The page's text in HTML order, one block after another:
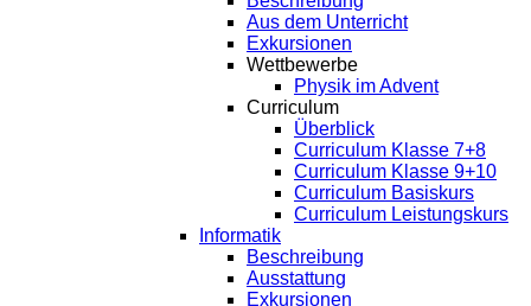
Aus dem Unterricht
Exkursionen
Wettbewerbe
Physik im Advent
Curriculum
Überblick
Curriculum Klasse 7+8
Curriculum Klasse 9+10
Curriculum Basiskurs
Curriculum Leistungskurs
Informatik
Beschreibung
Ausstattung
Exkursionen